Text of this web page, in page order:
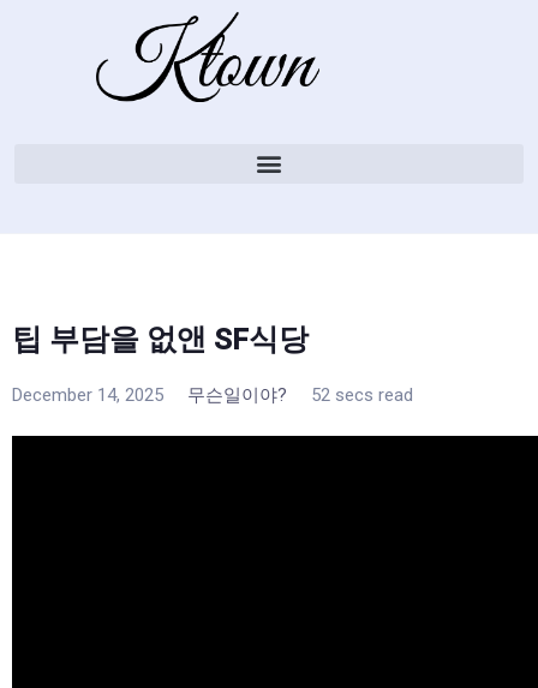
팁 부담을 없앤 SF식당
December 14, 2025 무슨일이야? 52 secs read